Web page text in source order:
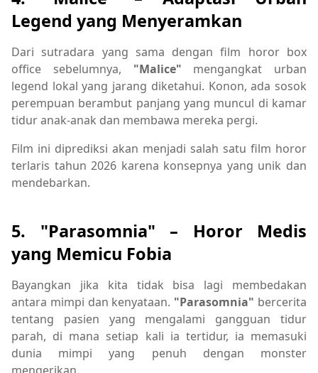
Legend yang Menyeramkan
Dari sutradara yang sama dengan film horor box
office sebelumnya, "Malice" mengangkat urban
legend lokal yang jarang diketahui. Konon, ada sosok
perempuan berambut panjang yang muncul di kamar
tidur anak-anak dan membawa mereka pergi.
Film ini diprediksi akan menjadi salah satu film horor
terlaris tahun 2026 karena konsepnya yang unik dan
mendebarkan.
5. "Parasomnia" – Horor Medis
yang Memicu Fobia
Bayangkan jika kita tidak bisa lagi membedakan
antara mimpi dan kenyataan. "Parasomnia" bercerita
tentang pasien yang mengalami gangguan tidur
parah, di mana setiap kali ia tertidur, ia memasuki
dunia mimpi yang penuh dengan monster